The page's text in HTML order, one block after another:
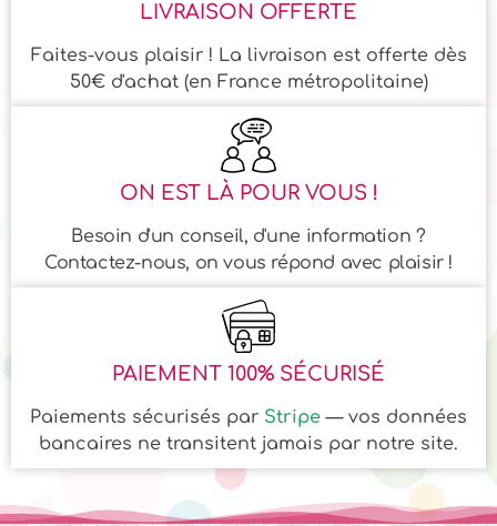
LIVRAISON OFFERTE
Faites-vous plaisir ! La livraison est offerte dès
50€ d'achat (en France métropolitaine)
ON EST LÀ POUR VOUS !
Besoin d'un conseil, d'une information ?
Contactez-nous, on vous répond avec plaisir !
PAIEMENT 100% SÉCURISÉ
Paiements sécurisés par Stripe — vos données
bancaires ne transitent jamais par notre site.